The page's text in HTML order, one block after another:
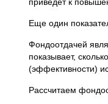
Еще один
Фондоотдачей
показывает,
(эффективности)
Рассчитаем